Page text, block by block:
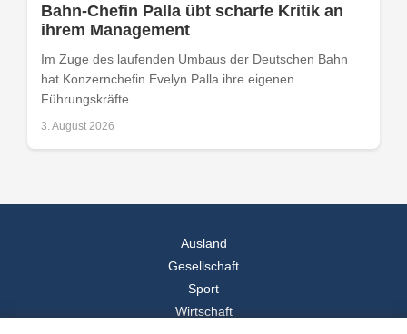
Bahn-Chefin Palla übt scharfe Kritik an
ihrem Management
Im Zuge des laufenden Umbaus der Deutschen Bahn
hat Konzernchefin Evelyn Palla ihre eigenen
Führungskräfte...
3. August 2026
Ausland
Gesellschaft
Sport
Wirtschaft